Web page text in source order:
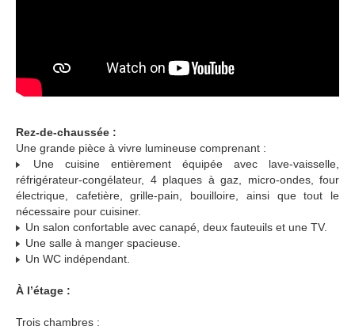
Rez-de-chaussée :
Une grande pièce à vivre lumineuse comprenant :
Une cuisine entièrement équipée avec lave-vaisselle,
réfrigérateur-congélateur, 4 plaques à gaz, micro-ondes, four
électrique, cafetière, grille-pain, bouilloire, ainsi que tout le
nécessaire pour cuisiner.
Un salon confortable avec canapé, deux fauteuils et une TV.
Une salle à manger spacieuse.
Un WC indépendant.
À l’étage :
Trois chambres :